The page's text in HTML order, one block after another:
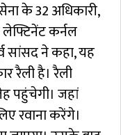
के 32 अधिकारी,
लेफ्टिनेंट कर्नल
सांसद ने कहा, यह
रैली है। रैली
पहुंचेगी। जहां
रवाना करेंगे।